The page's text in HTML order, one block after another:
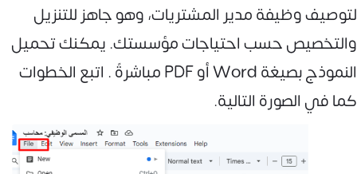
لتوصيف وظيفة مدير المشتريات، وهو جاهز للتنزيل
والتخصيص حسب احتياجات مؤسستك. يمكنك تحميل
النموذج بصيغة Word أو PDF مباشرةً . اتبع الخطوات
كما في الصورة التالية.